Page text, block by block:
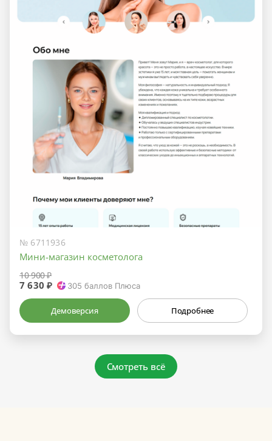
№ 6711936
Мини-магазин косметолога
10 900 ₽
7 630 ₽ 305 баллов Плюса
Демоверсия Подробнее
Смотреть всё